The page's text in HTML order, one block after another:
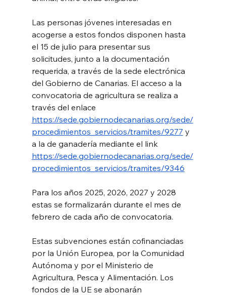
Las personas jóvenes interesadas en
acogerse a estos fondos disponen hasta
el 15 de julio para presentar sus
solicitudes, junto a la documentación
requerida, a través de la sede electrónica
del Gobierno de Canarias. El acceso a la
convocatoria de agricultura se realiza a
través del enlace
https://sede.gobiernodecanarias.org/sede/
procedimientos_servicios/tramites/9277 y
a la de ganadería mediante el link
https://sede.gobiernodecanarias.org/sede/
procedimientos_servicios/tramites/9346
Para los años 2025, 2026, 2027 y 2028
estas se formalizarán durante el mes de
febrero de cada año de convocatoria.
Estas subvenciones están cofinanciadas
por la Unión Europea, por la Comunidad
Autónoma y por el Ministerio de
Agricultura, Pesca y Alimentación. Los
fondos de la UE se abonarán